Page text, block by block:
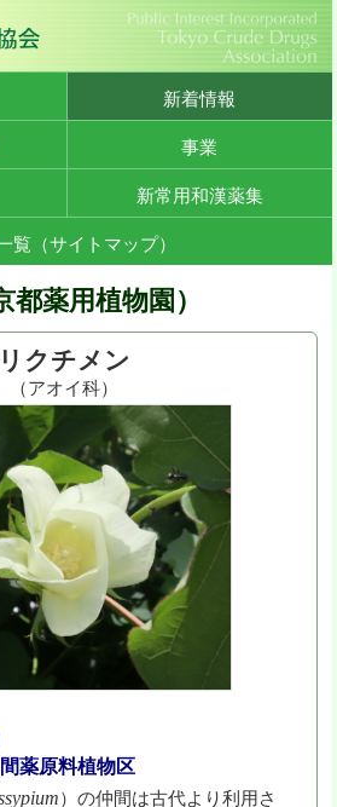
新着情報
事業
新常用和漢薬集
覧（サイトマップ）
薬用植物園）
リクチメン
（アオイ科）
薬原料植物区
）の仲間は古代より利用さ